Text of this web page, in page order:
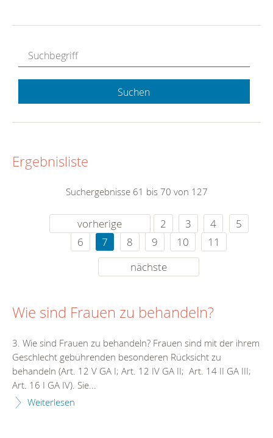
Suchen
Ergebnisliste
Suchergebnisse 61 bis 70 von 127
vorherige 2 3 4
5
6
7 8 9 10
11
nächste
Wie sind Frauen zu behandeln?
3. Wie sind Frauen zu behandeln? Frauen sind mit der ihrem
Geschlecht gebührenden besonderen Rücksicht zu
behandeln (Art. 12 V GA I; Art. 12 IV GA II; Art. 14 II GA III;
Art. 16 I GA IV). Sie...
Weiterlesen